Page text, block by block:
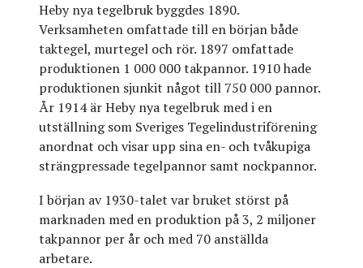
Heby nya tegelbruk byggdes 1890.
Verksamheten omfattade till en början både
taktegel, murtegel och rör. 1897 omfattade
produktionen 1 000 000 takpannor. 1910 hade
produktionen sjunkit något till 750 000 pannor.
År 1914 är Heby nya tegelbruk med i en
utställning som Sveriges Tegelindustriförening
anordnat och visar upp sina en- och tvåkupiga
strängpressade tegelpannor samt nockpannor.
I början av 1930-talet var bruket störst på
marknaden med en produktion på 3, 2 miljoner
takpannor per år och med 70 anställda
arbetare.